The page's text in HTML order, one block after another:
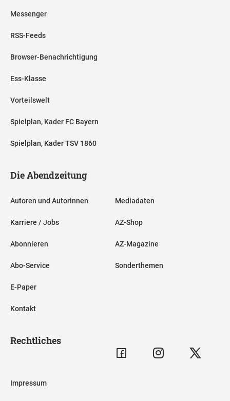
Messenger
RSS-Feeds
Browser-Benachrichtigung
Ess-Klasse
Vorteilswelt
Spielplan, Kader FC Bayern
Spielplan, Kader TSV 1860
Die Abendzeitung
Autoren und Autorinnen
Karriere / Jobs
Abonnieren
Abo-Service
E-Paper
Kontakt
Mediadaten
AZ-Shop
AZ-Magazine
Sonderthemen
Rechtliches
Impressum